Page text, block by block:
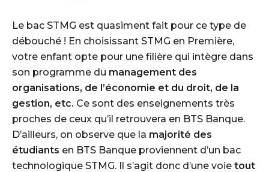
Le bac STMG est quasiment fait pour ce type de
débouché ! En choisissant STMG en Première,
votre enfant opte pour une filière qui intègre dans
son programme du management des
organisations, de l’économie et du droit, de la
gestion, etc. Ce sont des enseignements très
proches de ceux qu’il retrouvera en BTS Banque.
D’ailleurs, on observe que la majorité des
étudiants en BTS Banque proviennent d’un bac
technologique STMG. Il s’agit donc d’une voie tout